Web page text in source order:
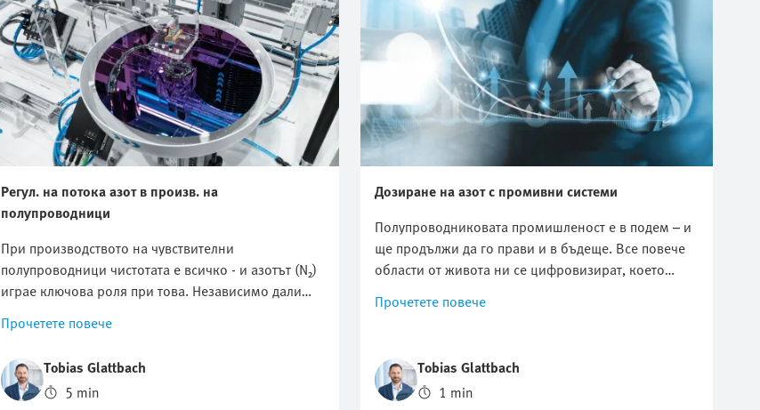
Регул. на потока азот в произв. на
полупроводници
При производството на чувствителни
полупроводници чистотата е всичко - и азотът (N₂)
играе ключова роля при това. Независимо дали
технологичните камери, за да бъдат защитени от
частици и други замърсявания, или за защита от
окисляване, оптимизирането на потреблението на
азот е от решаващо значение. Как обаче този
Прочетете повече
Tobias Glattbach
5 min
Дозиране на азот с промивни системи
Полупроводниковата промишленост е в подем – и
ще продължи да го прави и в бъдеще. Все повече
области от живота ни се цифровизират, което
чипове или чиплети непрекъснато нараства.
върху производителите. Във видеото Ви показваме
колко азот можете да спестите и как по този начин
оказвате положително въздействие върху околната
Прочетете повече
Tobias Glattbach
1 min